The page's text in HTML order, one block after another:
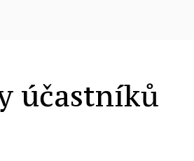
účastníků